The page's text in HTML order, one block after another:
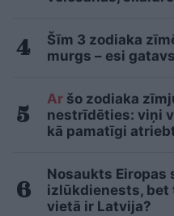
Šīm 3 zodiaka
murgs – esi
Ar šo zodiaka
nestrīdēties: viņi
kā pamatīgi
Nosaukts Eiropas
izlūkdienests, bet
vietā ir Latvija?